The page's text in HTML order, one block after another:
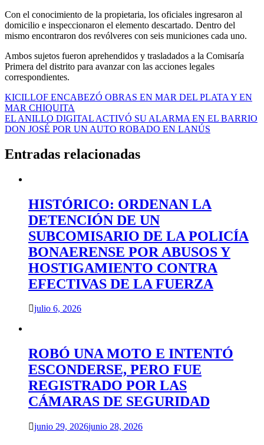
Con el conocimiento de la propietaria, los oficiales ingresaron al
domicilio e inspeccionaron el elemento descartado. Dentro del
mismo encontraron dos revólveres con seis municiones cada uno.
Ambos sujetos fueron aprehendidos y trasladados a la Comisaría
Primera del distrito para avanzar con las acciones legales
correspondientes.
Navegación
de
entradas
KICILLOF ENCABEZÓ OBRAS EN MAR DEL PLATA Y EN
MAR CHIQUITA
EL ANILLO DIGITAL ACTIVÓ SU ALARMA EN EL BARRIO
DON JOSÉ POR UN AUTO ROBADO EN LANÚS
Entradas relacionadas
HISTÓRICO: ORDENAN LA
DETENCIÓN DE UN
SUBCOMISARIO DE LA POLICÍA
BONAERENSE POR ABUSOS Y
HOSTIGAMIENTO CONTRA
EFECTIVAS DE LA FUERZA
julio 6, 2026
ROBÓ UNA MOTO E INTENTÓ
ESCONDERSE, PERO FUE
REGISTRADO POR LAS
CÁMARAS DE SEGURIDAD
junio 29, 2026junio 28, 2026